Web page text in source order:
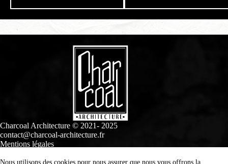
Nous utilisons des cookies pour nous assurer que nous vous offrons la
Charcoal Architecture © 2021- 2025
contact@charcoal-architecture.fr
Mentions légales